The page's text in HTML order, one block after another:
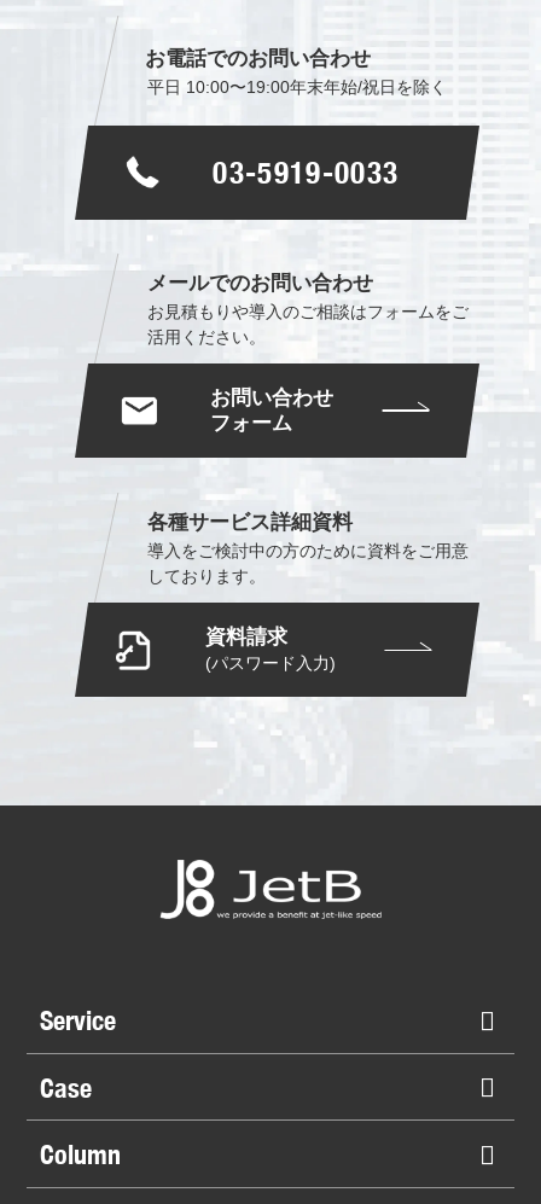
お電話でのお問い合わせ
平日 10:00〜19:00年末年始/祝日を除く
03-5919-0033
メールでのお問い合わせ
お見積もりや導入のご相談はフォームをご
活用ください。
お問い合わせ
フォーム
各種サービス詳細資料
導入をご検討中の方のために資料をご用意
しております。
資料請求
(パスワード入力)
Service
Case
Column